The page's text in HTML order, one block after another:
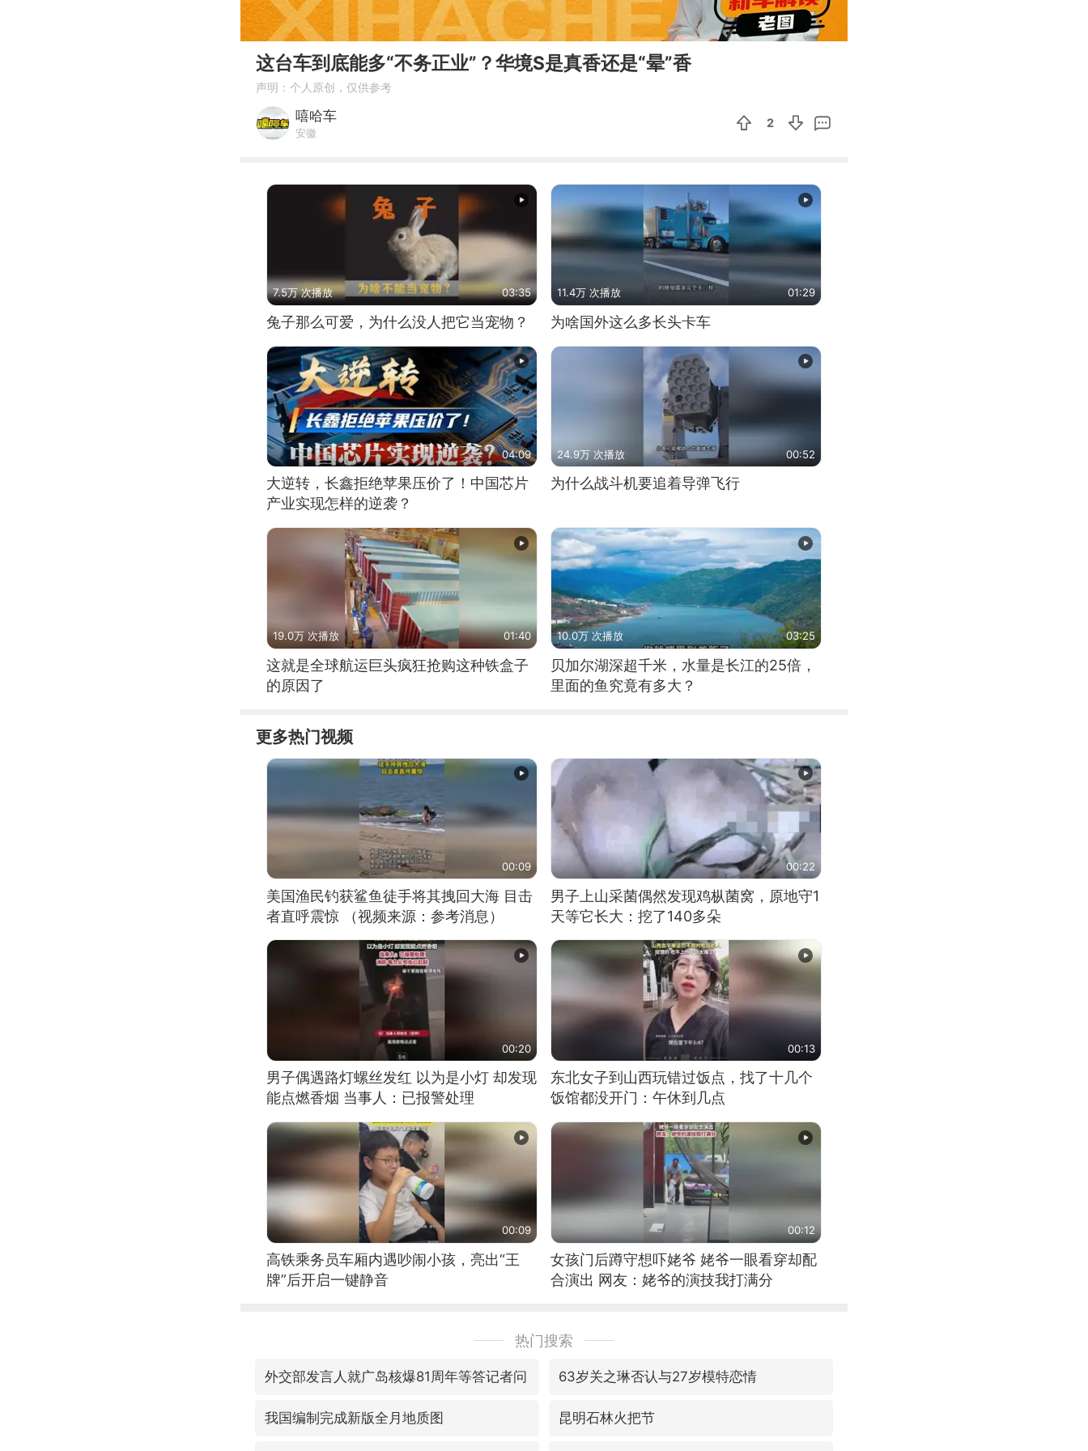
00:00 02:55
这台车到底能多“不务正业”？华境S是真香还是“晕”香
声明：个人原创，仅供参考
嘻哈车
安徽
2
7.5万 次播放 03:35
兔子那么可爱，为什么没人把它当宠物？
11.4万 次播放 01:29
为啥国外这么多长头卡车
04:09
大逆转，长鑫拒绝苹果压价了！中国芯片
产业实现怎样的逆袭？
24.9万 次播放 00:52
为什么战斗机要追着导弹飞行
19.0万 次播放 01:40
这就是全球航运巨头疯狂抢购这种铁盒子
的原因了
10.0万 次播放 03:25
贝加尔湖深超千米，水量是长江的25倍，
里面的鱼究竟有多大？
更多热门视频
00:09
美国渔民钓获鲨鱼徒手将其拽回大海 目击
者直呼震惊 （视频来源：参考消息）
00:22
男子上山采菌偶然发现鸡枞菌窝，原地守1
天等它长大：挖了140多朵
00:20
男子偶遇路灯螺丝发红 以为是小灯 却发现
能点燃香烟 当事人：已报警处理
00:13
东北女子到山西玩错过饭点，找了十几个
饭馆都没开门：午休到几点
00:09
高铁乘务员车厢内遇吵闹小孩，亮出“王
牌”后开启一键静音
00:12
女孩门后蹲守想吓姥爷 姥爷一眼看穿却配
合演出 网友：姥爷的演技我打满分
热门搜索
外交部发言人就广岛核爆81周年等答记者问 63岁关之琳否认与27岁模特恋情
我国编制完成新版全月地质图 昆明石林火把节